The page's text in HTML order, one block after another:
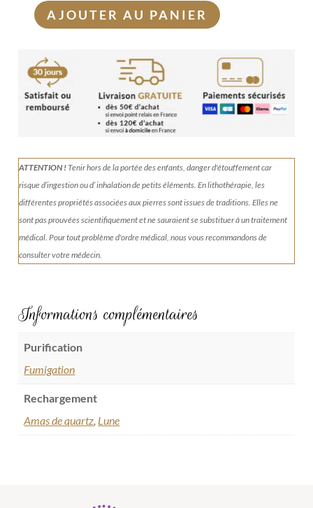
quantité
Tranche
d'Agate
naturelle
15x13cm
AJOUTER AU PANIER
ATTENTION !Tenirhors de la portée des enfants, danger d'étouffement car
risque d’ingestion ou d’ inhalation de petits éléments.En lithothérapie, les
différentes propriétés associées aux pierres sont issues de traditions. Elles ne
sont pas prouvées scientifiquement et ne sauraient se substituer à un traitement
médical. Pour tout problème d'ordre médical, nous vous recommandons de
consulter votre médecin.
Informations complémentaires
Purification
Fumigation
Rechargement
Amas de quartz, Lune